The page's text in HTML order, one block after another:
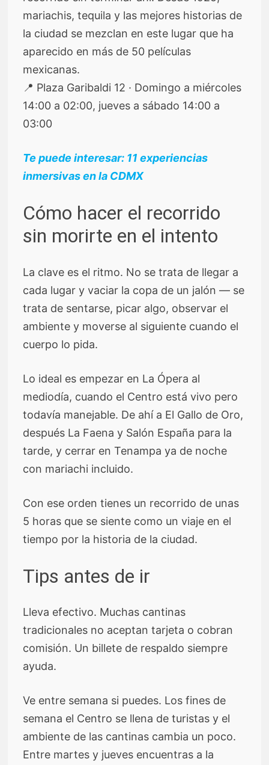
mariachis, tequila y las mejores historias de
la ciudad se mezclan en este lugar que ha
aparecido en más de 50 películas
mexicanas.
📍 Plaza Garibaldi 12 · Domingo a miércoles
14:00 a 02:00, jueves a sábado 14:00 a
03:00
Te puede interesar: 11 experiencias
inmersivas en la CDMX
Cómo hacer el recorrido
sin morirte en el intento
La clave es el ritmo. No se trata de llegar a
cada lugar y vaciar la copa de un jalón — se
trata de sentarse, picar algo, observar el
ambiente y moverse al siguiente cuando el
cuerpo lo pida.
Lo ideal es empezar en La Ópera al
mediodía, cuando el Centro está vivo pero
todavía manejable. De ahí a El Gallo de Oro,
después La Faena y Salón España para la
tarde, y cerrar en Tenampa ya de noche
con mariachi incluido.
Con ese orden tienes un recorrido de unas
5 horas que se siente como un viaje en el
tiempo por la historia de la ciudad.
Tips antes de ir
Lleva efectivo. Muchas cantinas
tradicionales no aceptan tarjeta o cobran
comisión. Un billete de respaldo siempre
ayuda.
Ve entre semana si puedes. Los fines de
semana el Centro se llena de turistas y el
ambiente de las cantinas cambia un poco.
Entre martes y jueves encuentras a la